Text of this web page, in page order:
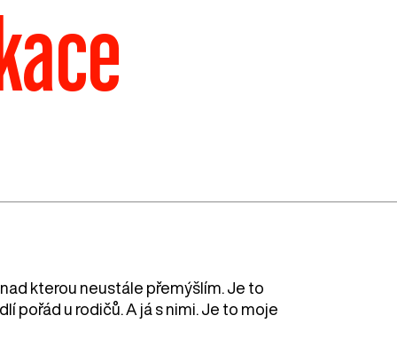
kterou neustále přemýšlím. Je to
pořád u rodičů. A já s nimi. Je to moje